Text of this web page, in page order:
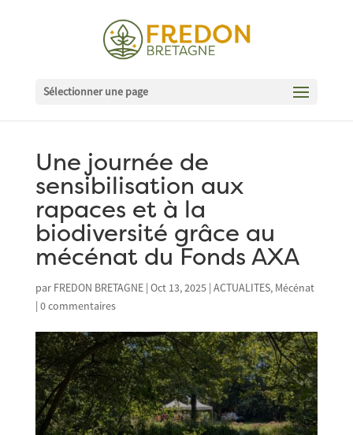
Sélectionner une page
Une journée de
sensibilisation aux
rapaces et à la
biodiversité grâce au
mécénat du Fonds AXA
par FREDON BRETAGNE| Oct 13, 2025| ACTUALITES, Mécénat
| 0 commentaires